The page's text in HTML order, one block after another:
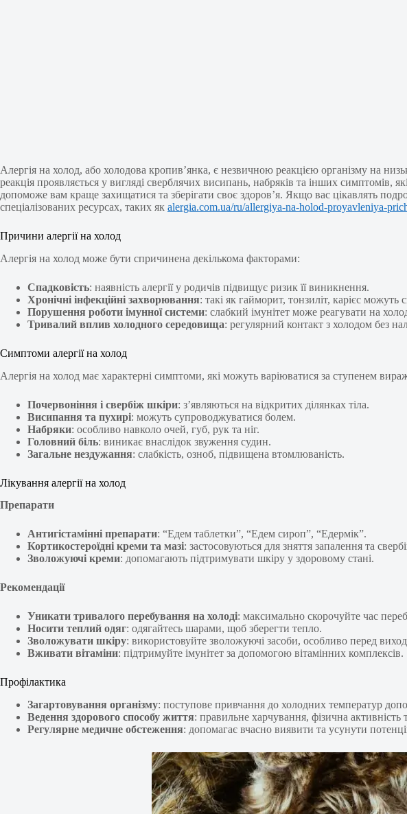
Алергія на холод, або холодова кропив’янка, є незвичною реакцією організму на
реакція проявляється у вигляді сверблячих висипань, набряків та інших
допоможе вам краще захищатися та зберігати своє здоров’я. Якщо вас цікавлять
спеціалізованих ресурсах, таких як alergia.com.ua/ru/allergiya-na-holod-proyavleniya-
Причини алергії на холод
Алергія на холод може бути спричинена декількома факторами:
Спадковість: наявність алергії у родичів підвищує ризик її виникнення.
Хронічні інфекційні захворювання: такі як гайморит, тонзиліт, карієс можуть
Порушення роботи імунної системи: слабкий імунітет може реагувати на
Тривалий вплив холодного середовища: регулярний контакт з холодом без
Симптоми алергії на холод
Алергія на холод має характерні симптоми, які можуть варіюватися за ступенем
Почервоніння і свербіж шкіри: з’являються на відкритих ділянках тіла.
Висипання та пухирі: можуть супроводжуватися болем.
Набряки: особливо навколо очей, губ, рук та ніг.
Головний біль: виникає внаслідок звуження судин.
Загальне нездужання: слабкість, озноб, підвищена втомлюваність.
Лікування алергії на холод
Препарати
Антигістамінні препарати: “Едем таблетки”, “Едем сироп”, “Едермік”.
Кортикостероїдні креми та мазі: застосовуються для зняття запалення та
Зволожуючі креми: допомагають підтримувати шкіру у здоровому стані.
Рекомендації
Уникати тривалого перебування на холоді: максимально скорочуйте час
Носити теплий одяг: одягайтесь шарами, щоб зберегти тепло.
Зволожувати шкіру: використовуйте зволожуючі засоби, особливо перед
Вживати вітаміни: підтримуйте імунітет за допомогою вітамінних комплексів.
Профілактика
Загартовування організму: поступове привчання до холодних температур
Ведення здорового способу життя: правильне харчування, фізична
Регулярне медичне обстеження: допомагає вчасно виявити та усунути